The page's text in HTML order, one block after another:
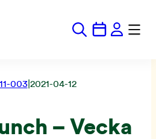
003| 2021-04-12
– Vecka